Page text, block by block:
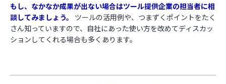
もし、なかなか成果が出ない場合はツール提供企業の担当者に相
談してみましょう。
ツールの活用例や、つまずくポイントをたく
さん知っていますので、自社にあった使い方を改めてディスカッ
ションしてくれる場合も多くあります。